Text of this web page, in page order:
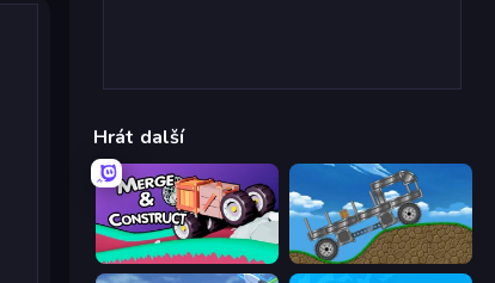
Hrát další
Merge & Construct Move It!